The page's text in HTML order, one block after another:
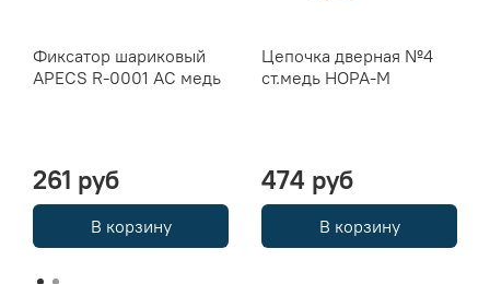
Фиксатор шариковый
APECS R-0001 AC медь
261 руб
В корзину
Цепочка дверная №4
ст.медь НОРА-М
474 руб
В корзину